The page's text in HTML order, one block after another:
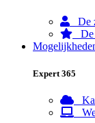
De
De
Expert 365